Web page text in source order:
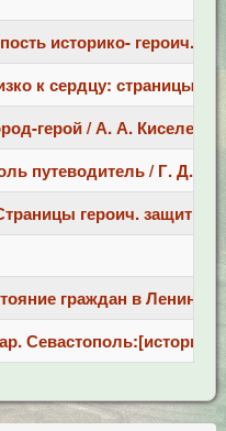
историко- героич.
к сердцу: страницы
герой / А. А. Киселев -
путеводитель / Г. Д.
героич. защиты и
граждан в
Севастополь:[история